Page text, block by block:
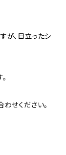
が、目立ったシ
せください。